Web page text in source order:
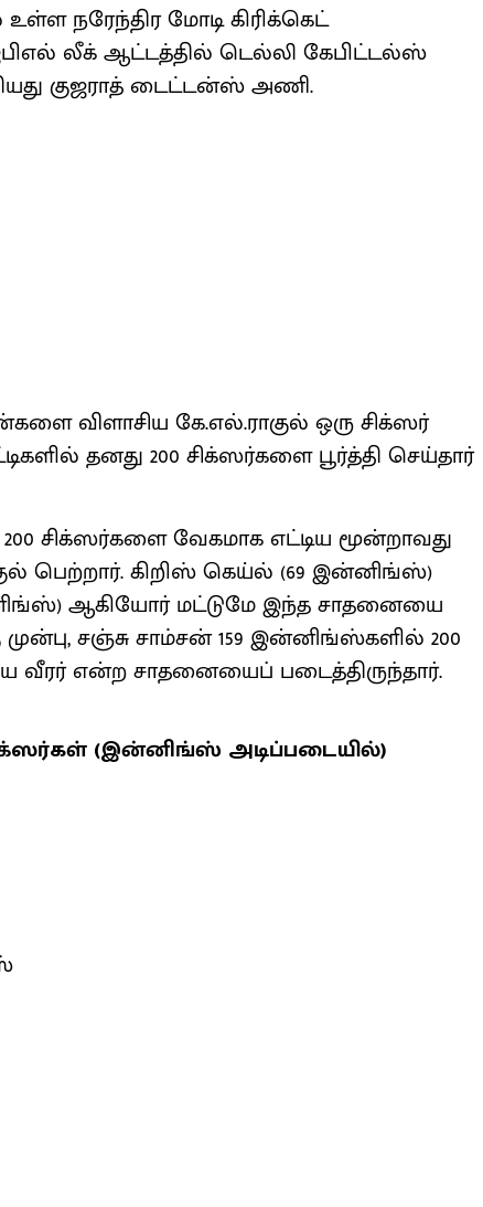
நரேந்திர மோடி கிரிக்கெட்
லீக் ஆட்டத்தில் டெல்லி கேபிட்டல்ஸ்
குஜராத் டைட்டன்ஸ் அணி.
விளாசிய கே.எல்.ராகுல் ஒரு சிக்ஸர்
தனது 200 சிக்ஸர்களை பூர்த்தி செய்தார்
சிக்ஸர்களை வேகமாக எட்டிய மூன்றாவது
பெற்றார். கிறிஸ் கெய்ல் (69 இன்னிங்ஸ்)
ஆகியோர் மட்டுமே இந்த சாதனையை
முன்பு, சஞ்சு சாம்சன் 159 இன்னிங்ஸ்களில் 200
வீரர் என்ற சாதனையைப் படைத்திருந்தார்.
(இன்னிங்ஸ் அடிப்படையில்)